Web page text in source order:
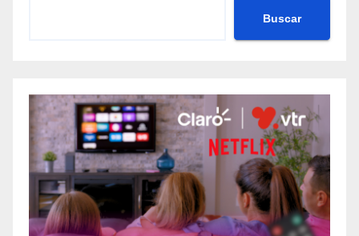
Buscar